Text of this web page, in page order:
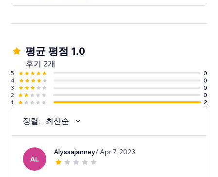
평균 평점 1.0
후기 2개
5
0
4
0
3
0
2
0
1
2
정렬: 최신순
AL
Alyssajanney/ Apr 7, 2023